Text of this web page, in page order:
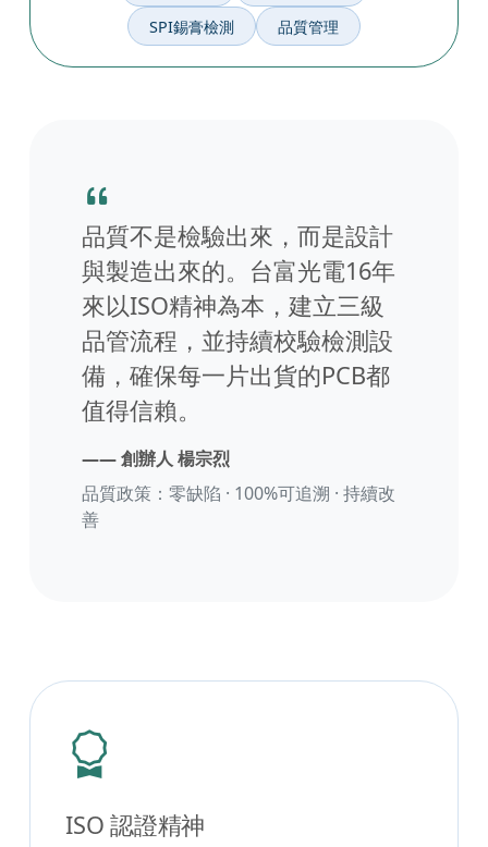
SPI錫膏檢測
品質管理
品質不是檢驗出來，而是設計
與製造出來的。台富光電16年
來以ISO精神為本，建立三級
品管流程，並持續校驗檢測設
備，確保每一片出貨的PCB都
值得信賴。
—— 創辦人 楊宗烈
品質政策：零缺陷 · 100%可追溯 · 持續改
善
ISO 認證精神